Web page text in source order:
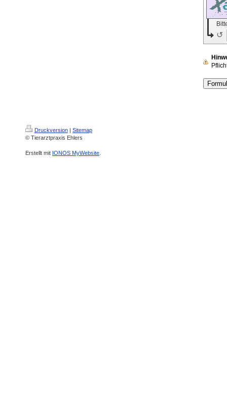
↺
Druckversion | Sitemap
© Tierarztpraxis Ehlers
Erstellt mit IONOS MyWebsite